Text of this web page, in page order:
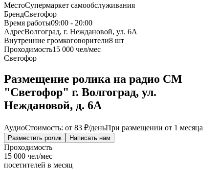
МестоСупермаркет самообслуживания
БрендСветофор
Время работы09:00 - 20:00
АдресВолгоград, г. Неждановой, ул. 6А
Внутренние громкоговорители8 шт
Проходимость15 000 чел/мес
Светофор
Размещение ролика на радио СМ
"Светофор" г. Волгоград, ул.
Неждановой, д. 6А
АудиоСтоимость: от 83 ₽/деньПри размещении от 1 месяца
Разместить ролик Написать нам
Проходимость
15 000 чел/мес
посетителей в месяц